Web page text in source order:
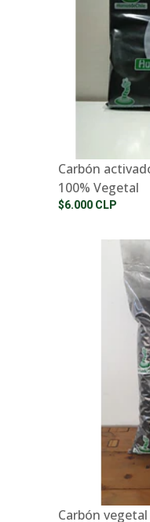
Carbón
100% Vegetal
$6.000 CLP
Carbón